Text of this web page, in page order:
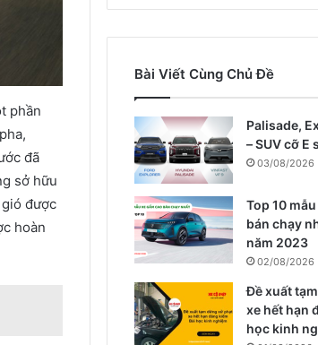
phần
đã
sở hữu
được
hoàn
Bài Viết Cùng Chủ Đề
Palisade,
– SUV cỡ E
03/08/2026
Top 10
bán chạy
năm 2023
02/08/2026
Đề xuất
xe hết hạn
học kinh